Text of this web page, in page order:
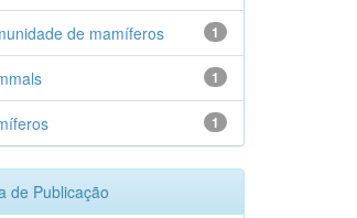
1
de mamíferos
1
1
de Publicação